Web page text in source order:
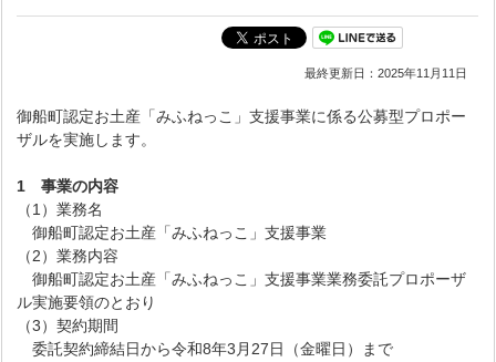
最終更新日：2025年11月11日
御船町認定お土産「みふねっこ」支援事業に係る公募型プロポー
ザルを実施します。
1 事業の内容
（1）業務名
御船町認定お土産「みふねっこ」支援事業
（2）業務内容
御船町認定お土産「みふねっこ」支援事業業務委託プロポーザ
ル実施要領のとおり
（3）契約期間
委託契約締結日から令和8年3月27日（金曜日）まで